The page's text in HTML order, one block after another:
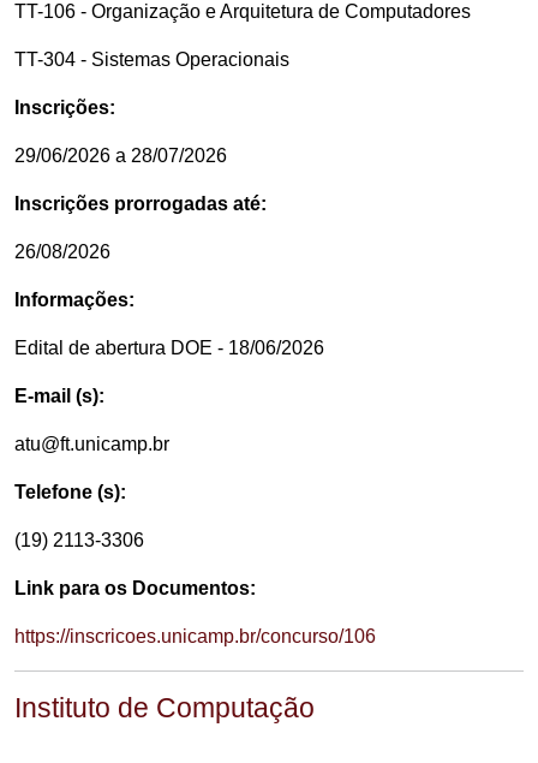
TT-106 - Organização e Arquitetura de Computadores
TT-304 - Sistemas Operacionais
Inscrições:
29/06/2026 a 28/07/2026
Inscrições prorrogadas até:
26/08/2026
Informações:
Edital de abertura DOE - 18/06/2026
E-mail (s):
atu@ft.unicamp.br
Telefone (s):
(19) 2113-3306
Link para os Documentos:
https://inscricoes.unicamp.br/concurso/106
Instituto de Computação